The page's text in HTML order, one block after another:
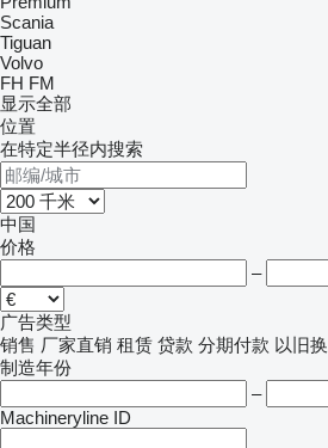
Scania
Tiguan
Volvo
FH FM
显示全部
位置
在特定半径内搜索
中国
价格
–
广告类型
销售 厂家直销 租赁 贷款 分期付款 以旧
制造年份
–
Machineryline ID